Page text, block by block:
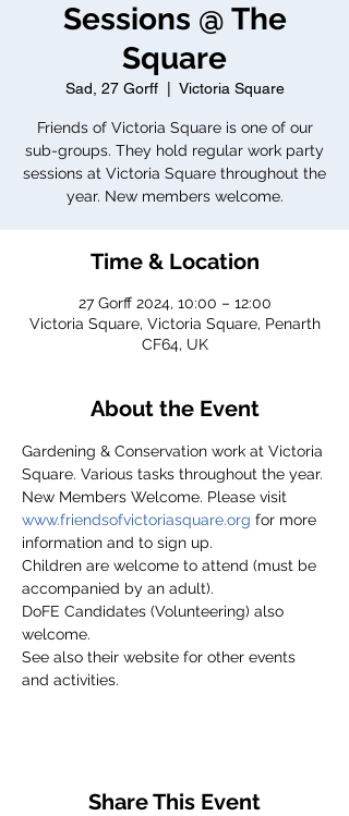
Sessions @ The
Square
Sad, 27 Gorff
  |
Victoria Square
Friends of Victoria Square is one of our
sub-groups. They hold regular work party
sessions at Victoria Square throughout the
year. New members welcome.
Time & Location
27 Gorff 2024, 10:00 – 12:00
Victoria Square, Victoria Square, Penarth
CF64, UK
About the Event
Gardening & Conservation work at Victoria
Square. Various tasks throughout the year.
New Members Welcome. Please visit
www.friendsofvictoriasquare.org for more
information and to sign up.
Children are welcome to attend (must be
accompanied by an adult).
DoFE Candidates (Volunteering) also
welcome.
See also their website for other events
and activities.
Share This Event